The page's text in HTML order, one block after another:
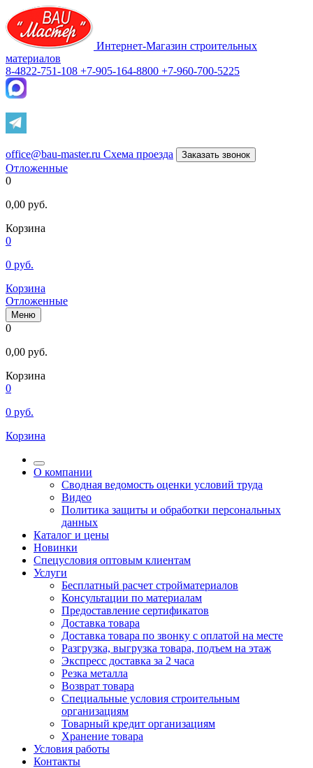
Интернет-Магазин строительных
материалов
8-4822-751-108 +7-905-164-8800 +7-960-700-5225
office@bau-master.ru Схема проезда Заказать звонок
Отложенные
0
0,00 руб.
Корзина
0
0 руб.
Корзина
Отложенные
Меню
0
0,00 руб.
Корзина
0
0 руб.
Корзина
О компании
Сводная ведомость оценки условий труда
Видео
Политика защиты и обработки персональных
данных
Каталог и цены
Новинки
Спецусловия оптовым клиентам
Услуги
Бесплатный расчет стройматериалов
Консультации по материалам
Предоставление сертификатов
Доставка товара
Доставка товара по звонку с оплатой на месте
Разгрузка, выгрузка товара, подъем на этаж
Экспресс доставка за 2 часа
Резка металла
Возврат товара
Специальные условия строительным
организациям
Товарный кредит организациям
Хранение товара
Условия работы
Контакты